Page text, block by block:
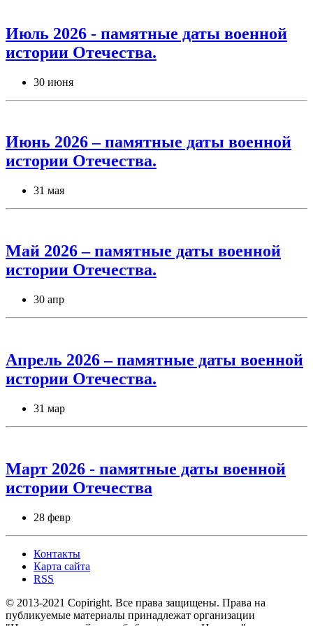
Июль 2026 - памятные даты военной
истории Отечества.
30 июня
Июнь 2026 – памятные даты военной
истории Отечества.
31 мая
Май 2026 – памятные даты военной
истории Отечества.
30 апр
Апрель 2026 – памятные даты военной
истории Отечества.
31 мар
Март 2026 - памятные даты военной
истории Отечества
28 февр
Контакты
Карта сайта
RSS
© 2013-2021 Copiright. Все права защищены. Права на
публикуемые материалы принадлежат организации